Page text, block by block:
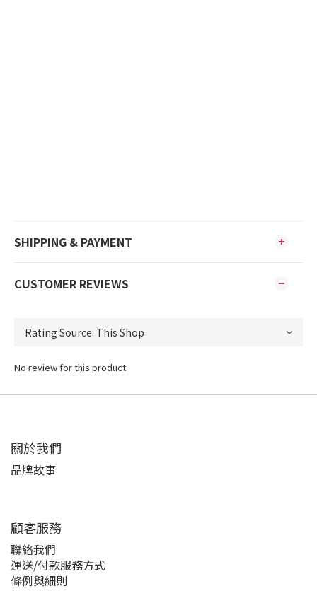
SHIPPING & PAYMENT
CUSTOMER REVIEWS
No review for this product
關於我們
品牌故事
顧客服務
聯絡我們
運送/付款服務方式
條例與細則